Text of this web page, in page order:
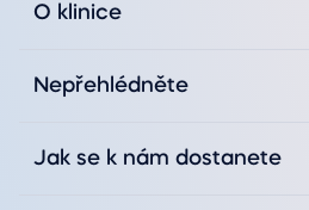
O klinice
Nepřehlédněte
Jak se k nám dostanete